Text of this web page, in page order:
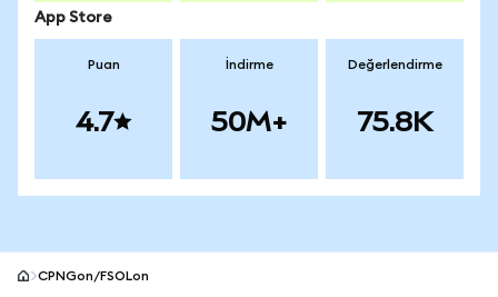
App Store
Puan
4.7
İndirme
50M+
Değerlendirme
75.8K
CPNGon/FSOLon